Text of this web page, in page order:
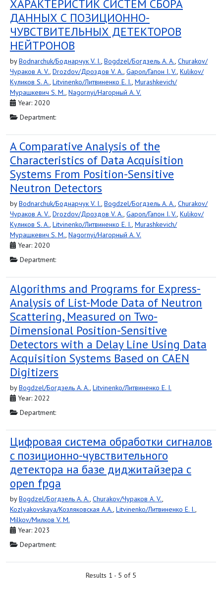
ХАРАКТЕРИСТИК СИСТЕМ СБОРА
ДАННЫХ С ПОЗИЦИОННО-
ЧУВСТВИТЕЛЬНЫХ ДЕТЕКТОРОВ
НЕЙТРОНОВ
byBodnarchuk/Боднарчук V. I., Bogdzel/Богдзель A. A., Churakov/
Чураков A. V., Drozdov/Дроздов V. A., Gapon/Гапон I. V., Kulikov/
Куликов S. A., Litvinenko/Литвиненко E. I., Murashkevich/
Мурашкевич S. M., Nagornyi/Нагорный A. V.
Year: 2020
Department:
A Comparative Analysis of the
Characteristics of Data Acquisition
Systems From Position-Sensitive
Neutron Detectors
byBodnarchuk/Боднарчук V. I., Bogdzel/Богдзель A. A., Churakov/
Чураков A. V., Drozdov/Дроздов V. A., Gapon/Гапон I. V., Kulikov/
Куликов S. A., Litvinenko/Литвиненко E. I., Murashkevich/
Мурашкевич S. M., Nagornyi/Нагорный A. V.
Year: 2020
Department:
Algorithms and Programs for Express-
Analysis of List-Mode Data of Neutron
Scattering, Measured on Two-
Dimensional Position-Sensitive
Detectors with a Delay Line Using Data
Acquisition Systems Based on CAEN
Digitizers
byBogdzel/Богдзель A. A., Litvinenko/Литвиненко E. I.
Year: 2022
Department:
Цифровая система обработки сигналов
c позиционно-чувствительного
детектора на базе диджитайзера c
open fpga
byBogdzel/Богдзель A. A., Churakov/Чураков A. V.,
Kozlyakovskaya/Козляковская A.A., Litvinenko/Литвиненко E. I.,
Milkov/Милков V. M.
Year: 2023
Department:
Results 1 - 5 of 5